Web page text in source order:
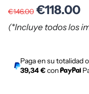
€146.00 €118.00
(*Incluye todos los
Paga en su totalidad
39,34 €con